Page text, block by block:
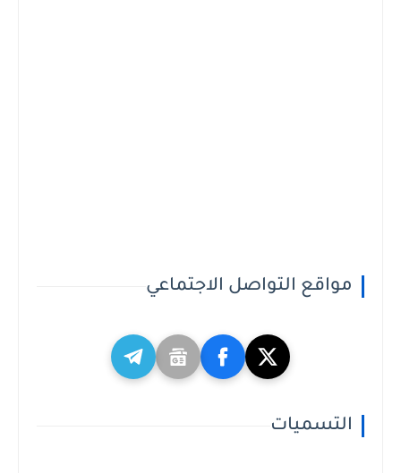
مواقع التواصل الاجتماعي
التسميات